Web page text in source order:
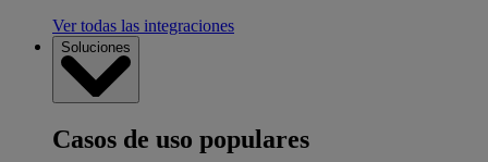
Ver todas las integraciones
Soluciones
Casos de uso populares